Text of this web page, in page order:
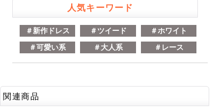
人気キーワード
＃新作ドレス ＃ツイード
＃ホワイト
＃可愛い系
＃大人系 ＃レース
関連商品